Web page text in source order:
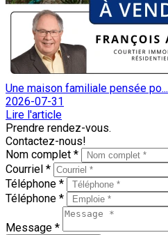
Une maison familiale pensée po...
2026-07-31
Lire l'article
Prendre rendez-vous.
Contactez-nous!
Nom complet *
Courriel *
Téléphone *
Téléphone *
Message *